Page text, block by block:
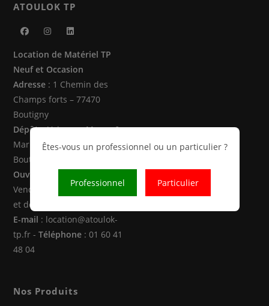
ATOULOK TP
dans
un
nouvel
onglet
dans
un
nouvel
onglet
dans
un
nouvel
onglet
Location de Matériel TP
Neuf et Occasion
Adresse : 1 Chemin des
Champs forts – 77470
Boutigny
Dépôts: Vaire sur Marne &
Marne la Vallée (77470 -
Boutigny)
Ouverture
Vendredi de 8h00 à 12h30
et de 14h00 à 18h00
E-mail : location@atoulok-
tp.fr -Téléphone : 01 60 41
48 04
Nos Produits
Êtes-vous un professionnel ou un particulier ?
Professionnel Particulier